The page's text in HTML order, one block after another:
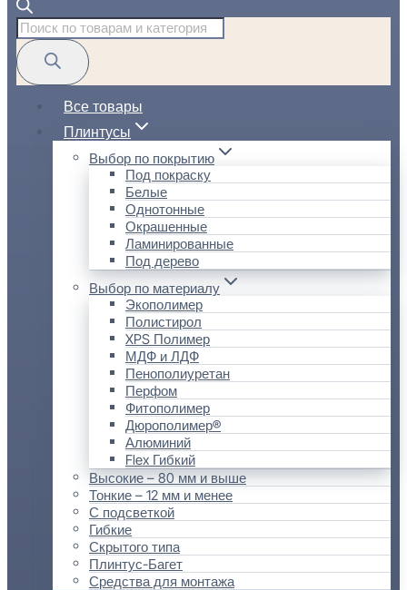
Поиск
товаров
Все товары
Плинтусы
Выбор по покрытию
Под покраску
Белые
Однотонные
Окрашенные
Ламинированные
Под дерево
Выбор по материалу
Экополимер
Полистирол
XPS Полимер
МДФ и ЛДФ
Пенополиуретан
Перфом
Фитополимер
Дюрополимер®
Алюминий
Flex Гибкий
Высокие – 80 мм и выше
Тонкие – 12 мм и менее
С подсветкой
Гибкие
Скрытого типа
Плинтус-Багет
Средства для монтажа